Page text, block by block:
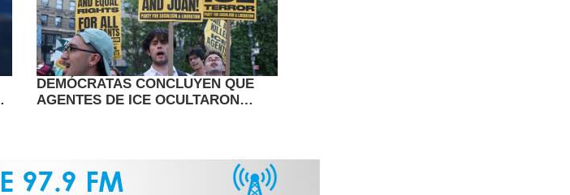
DEMÓCRATAS CONCLUYEN QUE
AGENTES DE ICE OCULTARON